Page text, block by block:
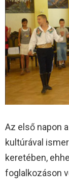
Az első napon
kultúrával
keretében,
foglalkozáson